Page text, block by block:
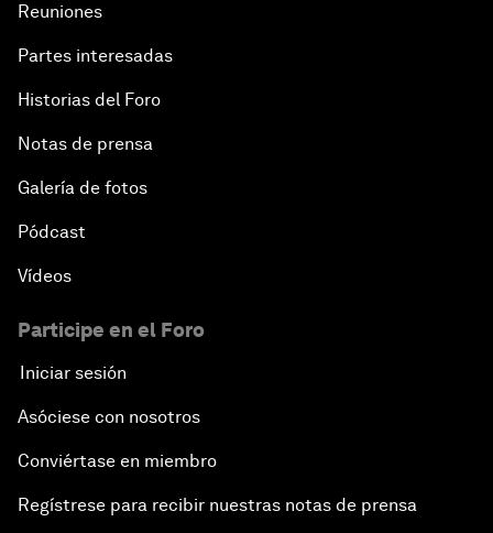
Reuniones
Partes interesadas
Historias del Foro
Notas de prensa
Galería de fotos
Pódcast
Vídeos
Participe en el Foro
Iniciar sesión
Asóciese con nosotros
Conviértase en miembro
Regístrese para recibir nuestras notas de prensa